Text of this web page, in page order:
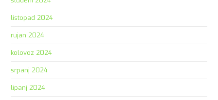
listopad 2024
rujan 2024
kolovoz 2024
srpanj 2024
lipanj 2024